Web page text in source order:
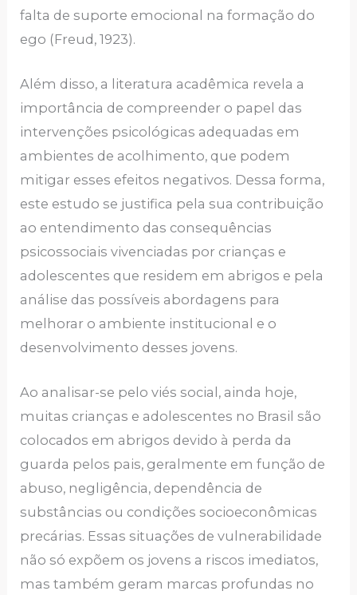
falta de suporte emocional na formação do
ego (Freud, 1923).
Além disso, a literatura acadêmica revela a
importância de compreender o papel das
intervenções psicológicas adequadas em
ambientes de acolhimento, que podem
mitigar esses efeitos negativos. Dessa forma,
este estudo se justifica pela sua contribuição
ao entendimento das consequências
psicossociais vivenciadas por crianças e
adolescentes que residem em abrigos e pela
análise das possíveis abordagens para
melhorar o ambiente institucional e o
desenvolvimento desses jovens.
Ao analisar-se pelo viés social, ainda hoje,
muitas crianças e adolescentes no Brasil são
colocados em abrigos devido à perda da
guarda pelos pais, geralmente em função de
abuso, negligência, dependência de
substâncias ou condições socioeconômicas
precárias. Essas situações de vulnerabilidade
não só expõem os jovens a riscos imediatos,
mas também geram marcas profundas no